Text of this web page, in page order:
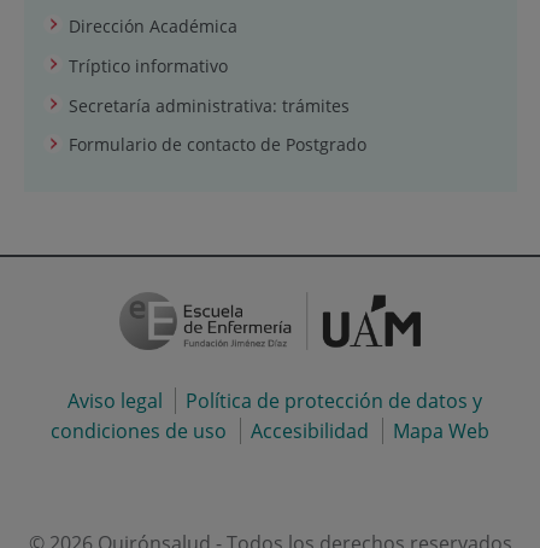
Dirección Académica
Tríptico informativo
Secretaría administrativa: trámites
Formulario de contacto de Postgrado
Aviso legal
Política de protección de datos y
condiciones de uso
Accesibilidad Mapa Web